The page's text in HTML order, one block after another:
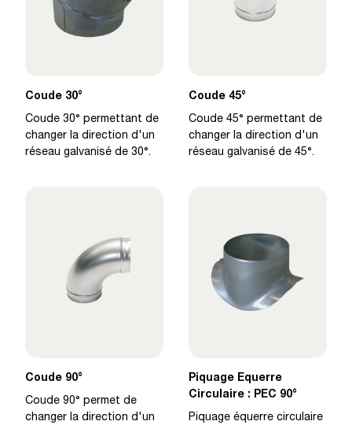
Coude 30°
Coude 30° permettant de
changer la direction d'un
réseau galvanisé de 30°.
Coude 45°
Coude 45° permettant de
changer la direction d'un
réseau galvanisé de 45°.
Coude 90°
Coude 90° permet de
changer la direction d'un
Piquage Equerre
Circulaire : PEC 90°
Piquage équerre circulaire